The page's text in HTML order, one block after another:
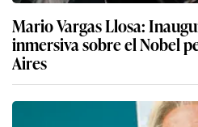
Mario Vargas Llosa:
inmersiva sobre el Nobel
Aires